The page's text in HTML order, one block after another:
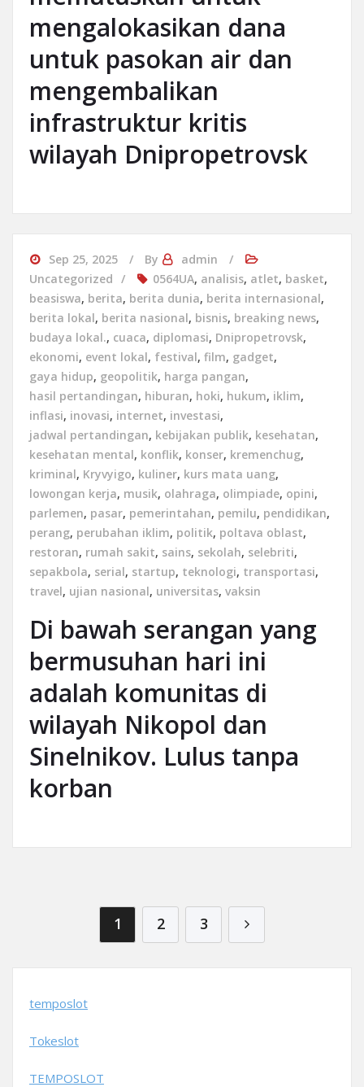
mengalokasikan dana
untuk pasokan air dan
mengembalikan
infrastruktur kritis
wilayah Dnipropetrovsk
Sep 25, 2025 By
admin
Uncategorized
0564UA, analisis, atlet, basket,
beasiswa, berita, berita dunia, berita internasional,
berita lokal, berita nasional, bisnis, breaking news,
budaya lokal., cuaca, diplomasi, Dnipropetrovsk,
ekonomi, event lokal, festival, film, gadget,
gaya hidup, geopolitik, harga pangan,
hasil pertandingan, hiburan, hoki, hukum, iklim,
inflasi, inovasi, internet, investasi,
jadwal pertandingan, kebijakan publik, kesehatan,
kesehatan mental, konflik, konser, kremenchug,
kriminal, Kryvyigo, kuliner, kurs mata uang,
lowongan kerja, musik, olahraga, olimpiade, opini,
parlemen, pasar, pemerintahan, pemilu, pendidikan,
perang, perubahan iklim, politik, poltava oblast,
restoran, rumah sakit, sains, sekolah, selebriti,
sepakbola, serial, startup, teknologi, transportasi,
travel, ujian nasional, universitas, vaksin
Di bawah serangan yang
bermusuhan hari ini
adalah komunitas di
wilayah Nikopol dan
Sinelnikov. Lulus tanpa
korban
Posts pagination
1 2 3
temposlot
Tokeslot
TEMPOSLOT